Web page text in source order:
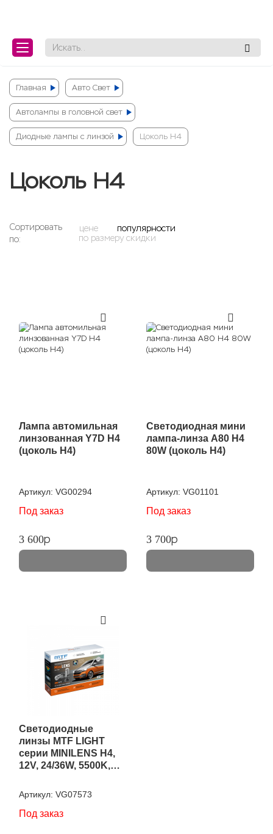
Главная Авто Свет
Автолампы в головной свет
Диодные лампы c линзой Цоколь H4
Цоколь H4
Сортировать
по:
цене
популярности
по размеру скидки
Лампа автомильная
линзованная Y7D H4
(цоколь H4)
Артикул: VG00294
Под заказ
3 600p
Светодиодная мини
лампа-линза A80 H4
80W (цоколь H4)
Артикул: VG01101
Под заказ
3 700p
Светодиодные
линзы MTF LIGHT
серии MINILENS H4,
12V, 24/36W, 5500K,
Артикул: VG07573
Под заказ